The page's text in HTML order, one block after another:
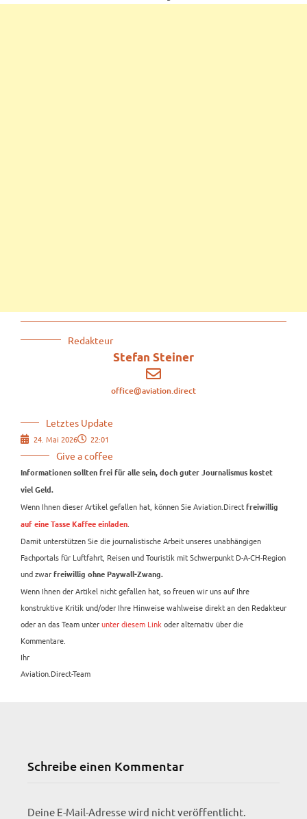
Redakteur
Stefan Steiner
office@aviation.direct
Letztes Update
24. Mai 2026 22:01
Give a coffee
Informationen sollten frei für alle sein, doch guter Journalismus kostet
viel Geld.
Wenn Ihnen dieser Artikel gefallen hat, können Sie Aviation.Direct freiwillig
auf eine Tasse Kaffee einladen
Damit unterstützen Sie die journalistische Arbeit unseres unabhängigen
Fachportals für Luftfahrt, Reisen und Touristik mit Schwerpunkt D-A-CH-Region
und zwar freiwillig ohne Paywall-Zwang.
Wenn Ihnen der Artikel nicht gefallen hat, so freuen wir uns auf Ihre
konstruktive Kritik und/oder Ihre Hinweise wahlweise direkt an den Redakteur
oder an das Team unterunter diesem Link oder alternativ über die
Kommentare.
Ihr
Aviation.Direct-Team
Schreibe einen Kommentar
Deine E-Mail-Adresse wird nicht veröffentlicht.